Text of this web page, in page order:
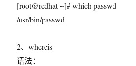
[root@redhat ~]# which passwd
/usr/bin/passwd
2、whereis
语法：